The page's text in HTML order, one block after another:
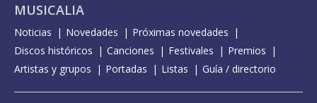
MUSICALIA
Noticias Novedades
Próximas novedades
Discos históricos
Canciones Festivales
Premios
Artistas y grupos
Portadas Listas Guía / directorio